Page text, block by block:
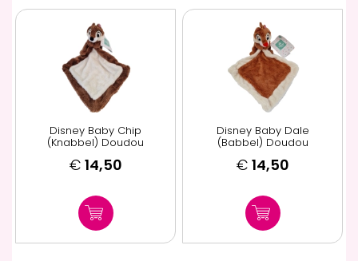
Disney Baby Chip
(Knabbel) Doudou
€ 14,50
Disney Baby Dale
(Babbel) Doudou
€ 14,50